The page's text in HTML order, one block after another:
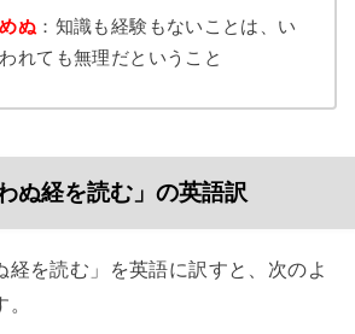
ぬ ：知識も経験もないことは、い
れても無理だということ
ぬ経を読む」の英語訳
経を読む」を英語に訳すと、次のよ